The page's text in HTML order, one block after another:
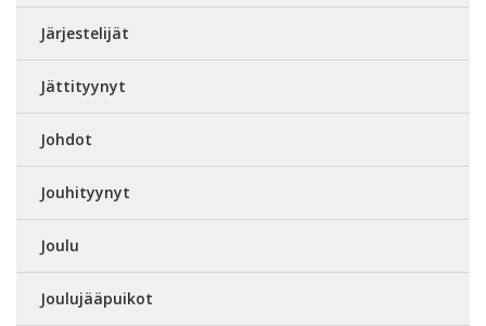
Järjestelijät
Jättityynyt
Johdot
Jouhityynyt
Joulu
Joulujääpuikot